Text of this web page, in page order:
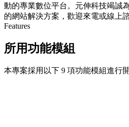
動的專業數位平台。元伸科技竭誠
的網站解決方案，歡迎來電或線上諮
Features
所用功能模組
本專案採用以下 9 項功能模組進行